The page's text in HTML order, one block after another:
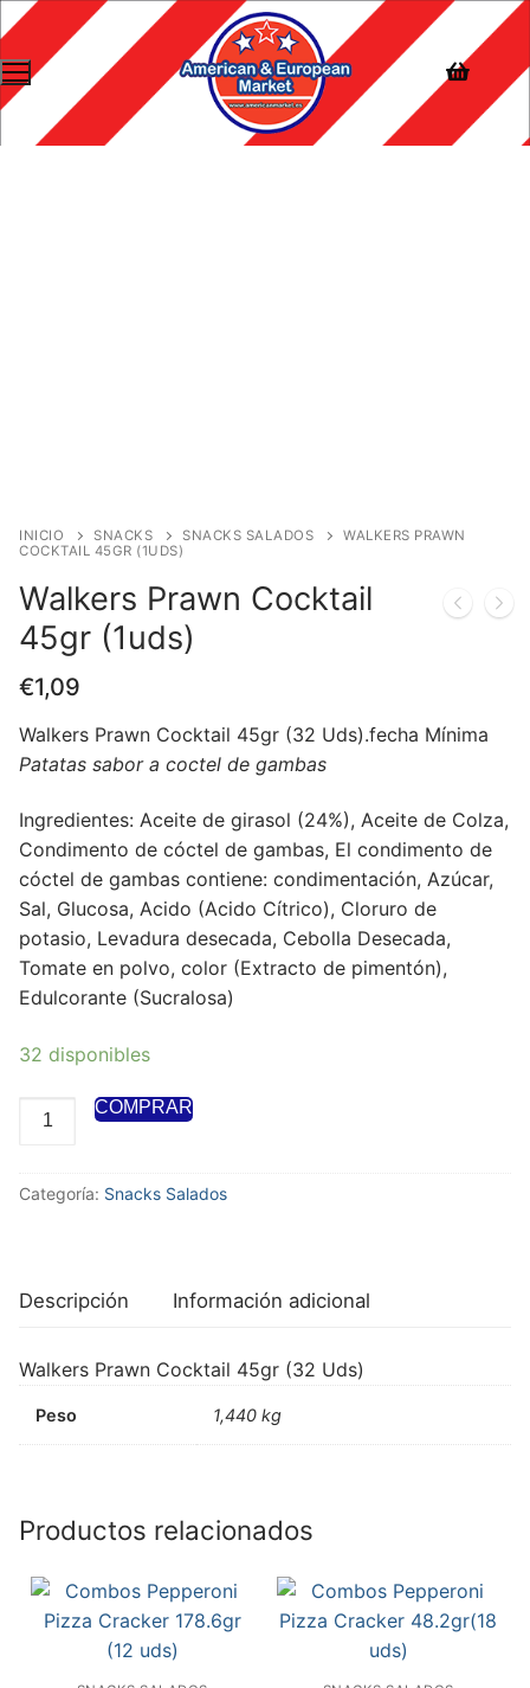
INICIO SNACKS SNACKS SALADOS
WALKERS PRAWN
COCKTAIL 45GR (1UDS)
Walkers Prawn Cocktail
45gr (1uds)
€1,09
Walkers Prawn Cocktail 45gr (32 Uds).fecha Mínima
Patatas sabor a coctel de gambas
Ingredientes: Aceite de girasol (24%), Aceite de Colza,
Condimento de cóctel de gambas, El condimento de
cóctel de gambas contiene: condimentación, Azúcar,
Sal, Glucosa, Acido (Acido Cítrico), Cloruro de
potasio, Levadura desecada, Cebolla Desecada,
Tomate en polvo, color (Extracto de pimentón),
Edulcorante (Sucralosa)
32 disponibles
COMPRAR
Categoría: Snacks Salados
Descripción Información adicional
Walkers Prawn Cocktail 45gr (32 Uds)
Peso 1,440 kg
Productos relacionados